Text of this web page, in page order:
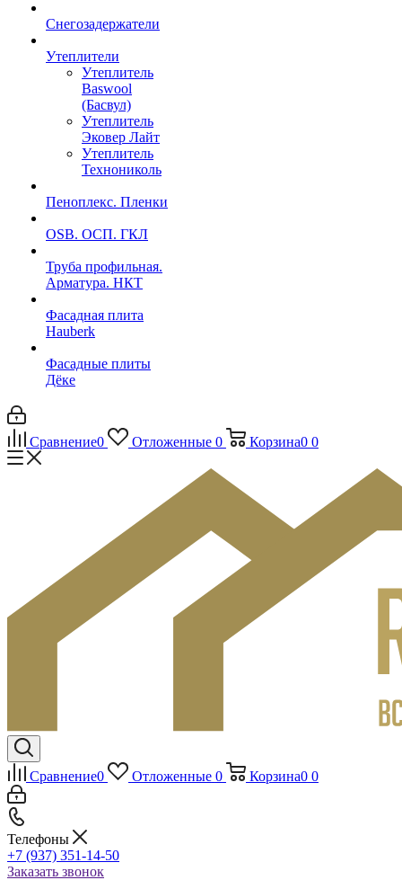
Снегозадержатели
Утеплители
Утеплитель
Baswool
(Басвул)
Утеплитель
Эковер Лайт
Утеплитель
Технониколь
Пеноплекс. Пленки
OSB. ОСП. ГКЛ
Труба профильная.
Арматура. НКТ
Фасадная плита
Hauberk
Фасадные плиты
Дёке
Сравнение0 Отложенные 0 Корзина0 0
Сравнение0 Отложенные 0 Корзина0 0
Телефоны
+7 (937) 351-14-50
Заказать звонок